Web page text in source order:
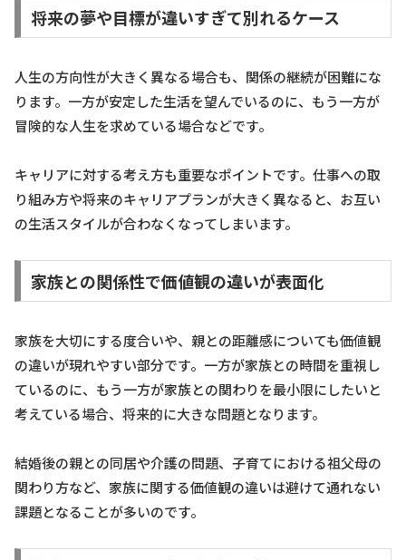
将来の夢や目標が違いすぎて別れるケース
人生の方向性が大きく異なる場合も、関係の継続が困難にな
ります。一方が安定した生活を望んでいるのに、もう一方が
冒険的な人生を求めている場合などです。
キャリアに対する考え方も重要なポイントです。仕事への取
り組み方や将来のキャリアプランが大きく異なると、お互い
の生活スタイルが合わなくなってしまいます。
家族との関係性で価値観の違いが表面化
家族を大切にする度合いや、親との距離感についても価値観
の違いが現れやすい部分です。一方が家族との時間を重視し
ているのに、もう一方が家族との関わりを最小限にしたいと
考えている場合、将来的に大きな問題となります。
結婚後の親との同居や介護の問題、子育てにおける祖父母の
関わり方など、家族に関する価値観の違いは避けて通れない
課題となることが多いのです。